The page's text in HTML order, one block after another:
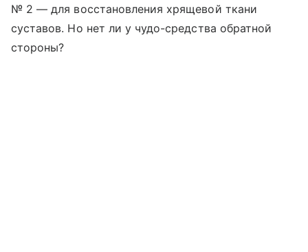
№ 2 — для восстановления хрящевой ткани
суставов. Но нет ли у чудо-средства обратной
стороны?